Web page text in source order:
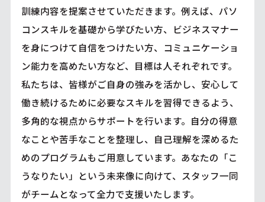
訓練内容を提案させていただきます。例えば、パソ
コンスキルを基礎から学びたい方、ビジネスマナー
を身につけて自信をつけたい方、コミュニケーショ
ン能力を高めたい方など、目標は人それぞれです。
私たちは、皆様がご自身の強みを活かし、安心して
働き続けるために必要なスキルを習得できるよう、
多角的な視点からサポートを行います。自分の得意
なことや苦手なことを整理し、自己理解を深めるた
めのプログラムもご用意しています。あなたの「こ
うなりたい」という未来像に向けて、スタッフ一同
がチームとなって全力で支援いたします。